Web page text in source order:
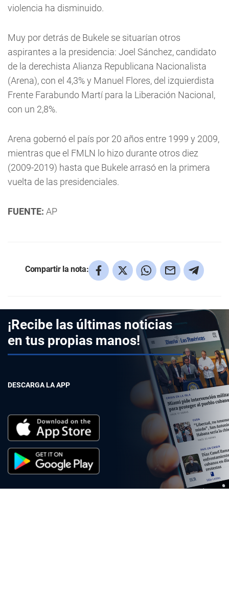
violencia ha disminuido.
Muy por detrás de Bukele se situarían otros
aspirantes a la presidencia: Joel Sánchez, candidato
de la derechista Alianza Republicana Nacionalista
(Arena), con el 4,3% y Manuel Flores, del izquierdista
Frente Farabundo Martí para la Liberación Nacional,
con un 2,8%.
Arena gobernó el país por 20 años entre 1999 y 2009,
mientras que el FMLN lo hizo durante otros diez
(2009-2019) hasta que Bukele arrasó en la primera
vuelta de las presidenciales.
FUENTE: AP
Compartir la nota:
¡Recibe las últimas noticias
en tus propias manos!
DESCARGA LA APP